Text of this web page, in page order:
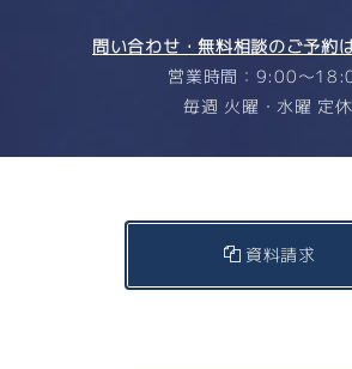
問い合わせ・無料相談のご予約
営業時間：9:00〜
毎週 火曜・水曜 定休
資料請求